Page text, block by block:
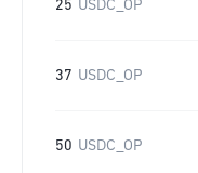
25 USDC_OP
37 USDC_OP
50 USDC_OP